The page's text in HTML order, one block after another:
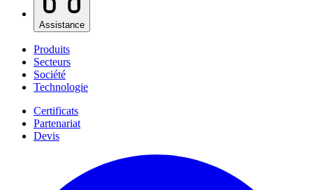
Assistance
Produits
Secteurs
Société
Technologie
Certificats
Partenariat
Devis